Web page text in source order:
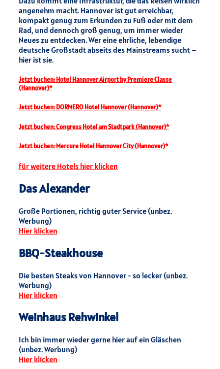
angenehm macht. Hannover ist gut erreichbar,
kompakt genug zum Erkunden zu Fuß oder mit dem
Rad, und dennoch groß genug, um immer wieder
Neues zu entdecken. Wer eine ehrliche, lebendige
deutsche Großstadt abseits des Mainstreams sucht –
hier ist sie.
Jetzt buchen: Hotel Hannover Airport by Premiere Classe
(Hannover)*
Jetzt buchen: DORMERO Hotel Hannover (Hannover)*
Jetzt buchen: Congress Hotel am Stadtpark (Hannover)*
Jetzt buchen: Mercure Hotel Hannover City (Hannover)*
für weitere Hotels hier klicken
Das Alexander
Große Portionen, richtig guter Service (unbez.
Werbung)
Hier klicken
BBQ-Steakhouse
Die besten Steaks von Hannover - so lecker (unbez.
Werbung)
Hier klicken
Weinhaus Rehwinkel
Ich bin immer wieder gerne hier auf ein Gläschen
(unbez. Werbung)
Hier klicken